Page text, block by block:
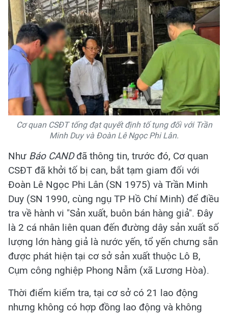
Cơ quan CSĐT tống đạt quyết định tố tụng đối với Trần
Minh Duy và Đoàn Lê Ngọc Phi Lân.
Như Báo CANDđã thông tin, trước đó, Cơ quan
CSĐT đã khởi tố bị can, bắt tạm giam đối với
Đoàn Lê Ngọc Phi Lân (SN 1975) và Trần Minh
Duy (SN 1990, cùng ngụ TP Hồ Chí Minh) để điều
tra về hành vi "Sản xuất, buôn bán hàng giả". Đây
là 2 cá nhân liên quan đến đường dây sản xuất số
lượng lớn hàng giả là nước yến, tổ yến chưng sẵn
được phát hiện tại cơ sở sản xuất thuộc Lô B,
Cụm công nghiệp Phong Nẫm (xã Lương Hòa).
Thời điểm kiểm tra, tại cơ sở có 21 lao động
nhưng không có hợp đồng lao động và không